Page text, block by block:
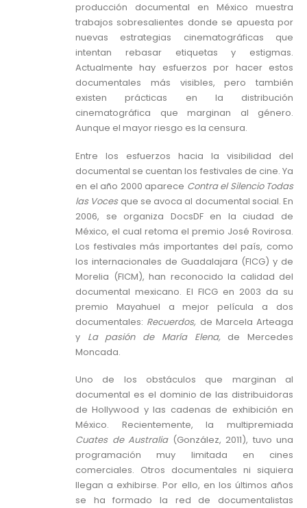
producción documental en México muestra
trabajos sobresalientes donde se apuesta por
nuevas estrategias cinematográficas que
intentan rebasar etiquetas y estigmas.
Actualmente hay esfuerzos por hacer estos
documentales más visibles, pero también
existen prácticas en la distribución
cinematográfica que marginan al género.
Aunque el mayor riesgo es la censura.
Entre los esfuerzos hacia la visibilidad del
documental se cuentan los festivales de cine. Ya
en el año 2000 aparece Contra el Silencio Todas
las Vocesque se avoca al documental social. En
2006, se organiza DocsDF en la ciudad de
México, el cual retoma el premio José Rovirosa.
Los festivales más importantes del país, como
los internacionales de Guadalajara (FICG) y de
Morelia (FICM), han reconocido la calidad del
documental mexicano. El FICG en 2003 da su
premio Mayahuel a mejor película a dos
documentales: Recuerdos, de Marcela Arteaga
y La pasión de María Elena, de Mercedes
Moncada.
Uno de los obstáculos que marginan al
documental es el dominio de las distribuidoras
de Hollywood y las cadenas de exhibición en
México. Recientemente, la multipremiada
Cuates de Australia (González, 2011), tuvo una
programación muy limitada en cines
comerciales. Otros documentales ni siquiera
llegan a exhibirse. Por ello, en los últimos años
se ha formado la red de documentalistas